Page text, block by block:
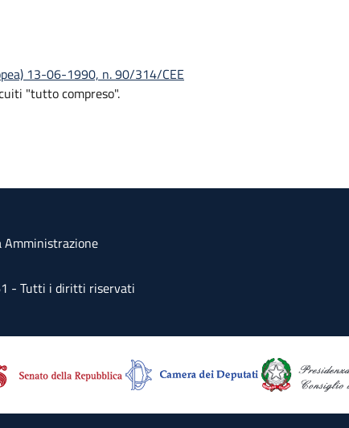
13-06-1990, n. 90/314/CEE
"tutto compreso".
Amministrazione
- Tutti i diritti riservati